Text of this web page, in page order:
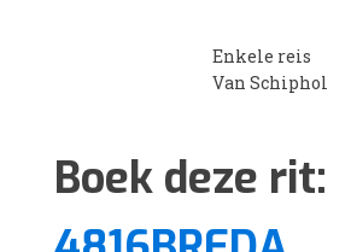
Enkele reis
Van Schiphol
Boek deze rit: